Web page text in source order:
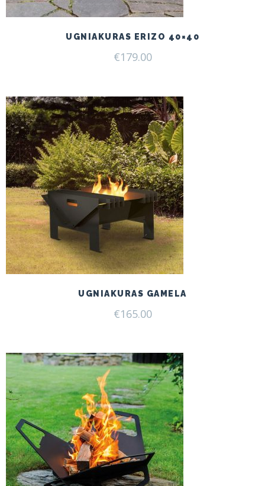
UGNIAKURAS ERIZO 40×40
€179.00
UGNIAKURAS GAMELA
€165.00